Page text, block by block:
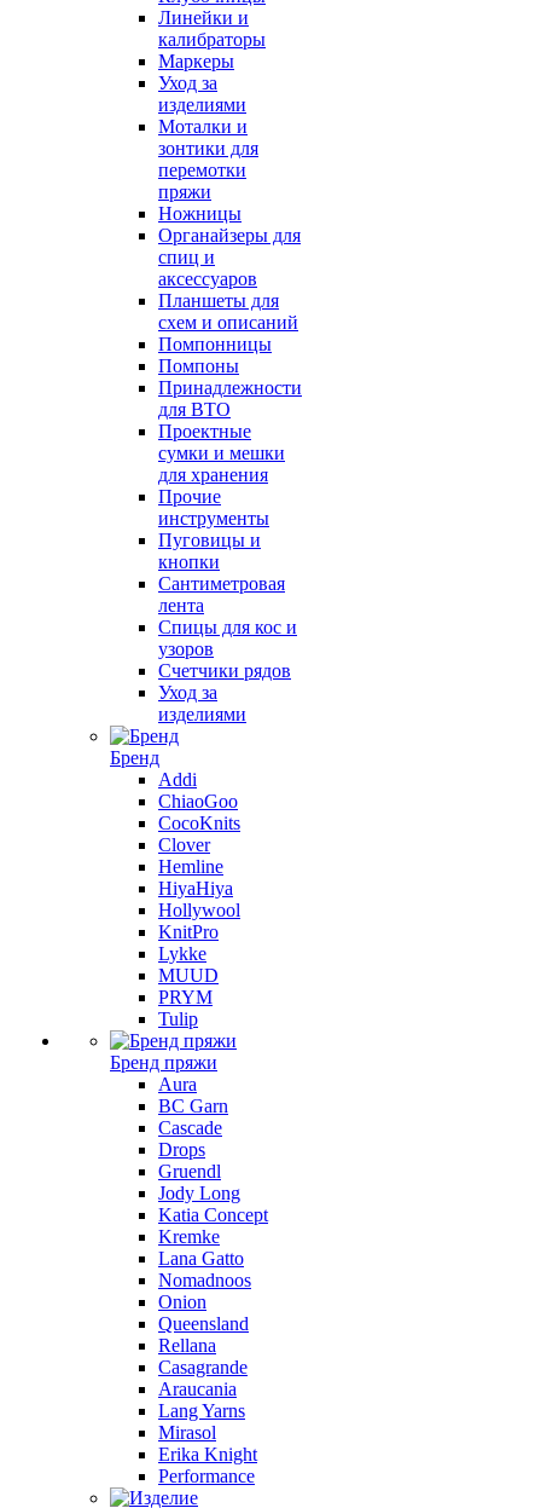
Линейки и
калибраторы
Маркеры
Уход за
изделиями
Моталки и
зонтики для
перемотки
пряжи
Ножницы
Органайзеры для
спиц и
аксессуаров
Планшеты для
схем и описаний
Помпонницы
Помпоны
Принадлежности
для ВТО
Проектные
сумки и мешки
для хранения
Прочие
инструменты
Пуговицы и
кнопки
Сантиметровая
лента
Спицы для кос и
узоров
Счетчики рядов
Уход за
изделиями
Бренд
Addi
ChiaoGoo
CocoKnits
Clover
Hemline
HiyaHiya
Hollywool
KnitPro
Lykke
MUUD
PRYM
Tulip
Бренд пряжи
Aura
BC Garn
Cascade
Drops
Gruendl
Jody Long
Katia Concept
Kremke
Lana Gatto
Nomadnoos
Onion
Queensland
Rellana
Casagrande
Araucania
Lang Yarns
Mirasol
Erika Knight
Performance